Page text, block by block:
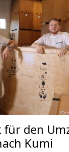
für den
Kumi